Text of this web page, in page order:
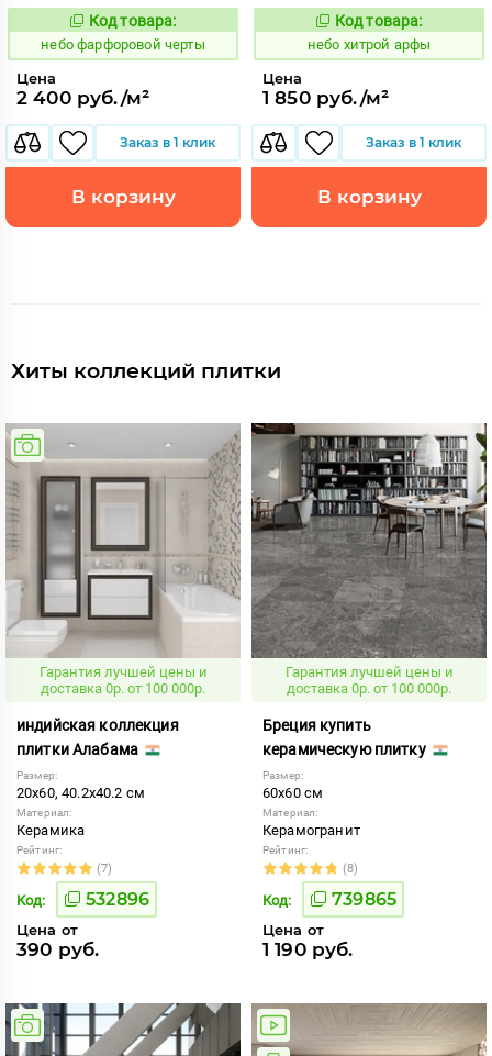
1123370
Код товара:
небо фарфоровой черты
Цена
2 400 руб./м²
Заказ в 1 клик
В корзину
1123376
Код товара:
небо хитрой арфы
Цена
1 850 руб./м²
Заказ в 1 клик
В корзину
Хиты коллекций плитки
Гарантия лучшей цены и
доставка 0р. от 100 000р.
индийская коллекция
плитки Алабама
Размер:
20x60, 40.2x40.2 см
Материал:
Керамика
Рейтинг:
(7)
Код: 532896
Цена от
390 руб.
Гарантия лучшей цены и
доставка 0р. от 100 000р.
Бреция купить
керамическую плитку
Размер:
60x60 см
Материал:
Керамогранит
Рейтинг:
(8)
Код: 739865
Цена от
1 190 руб.